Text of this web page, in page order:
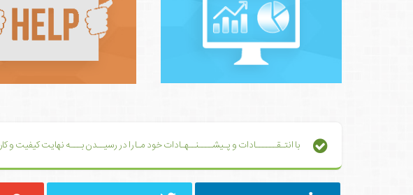
با انتـقــــــادات و پـیشــــنــهـادات خود مـا را در رسیــدن بـــه نهایت کیفیت و